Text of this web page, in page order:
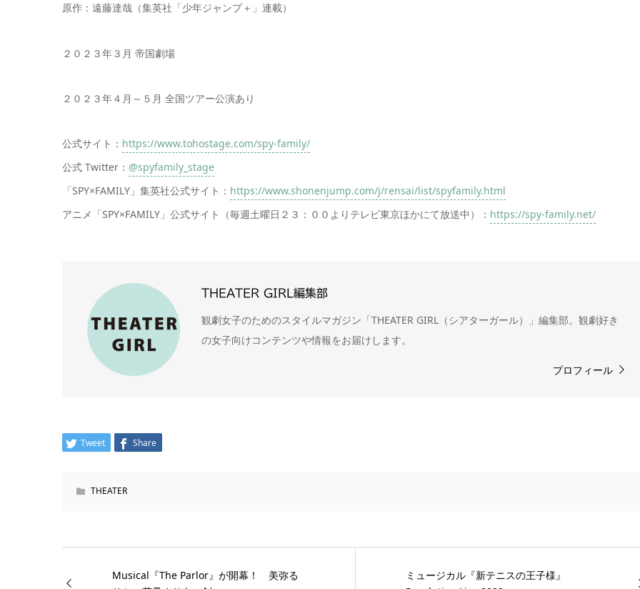
原作：遠藤達哉（集英社「少年ジャンプ＋」連載）
２０２３年３月 帝国劇場
２０２３年４月～５月 全国ツアー公演あり
公式サイト： https://www.tohostage.com/spy-family/
公式 Twitter： @spyfamily_stage
「SPY×FAMILY」集英社公式サイト： https://www.shonenjump.com/j/rensai/list/spyfamily.html
アニメ「SPY×FAMILY」公式サイト（毎週土曜日２３：００よりテレビ東京ほかにて放送中）： https://spy-family.net/
THEATER GIRL編集部
観劇女子のためのスタイルマガジン「THEATER GIRL（シアターガール）」編集部。観劇好き
の女子向けコンテンツや情報をお届けします。
プロフィール
Tweet Share
THEATER
Musical『The Parlor』が開幕！ 美弥る
ミュージカル『新テニスの王子様』